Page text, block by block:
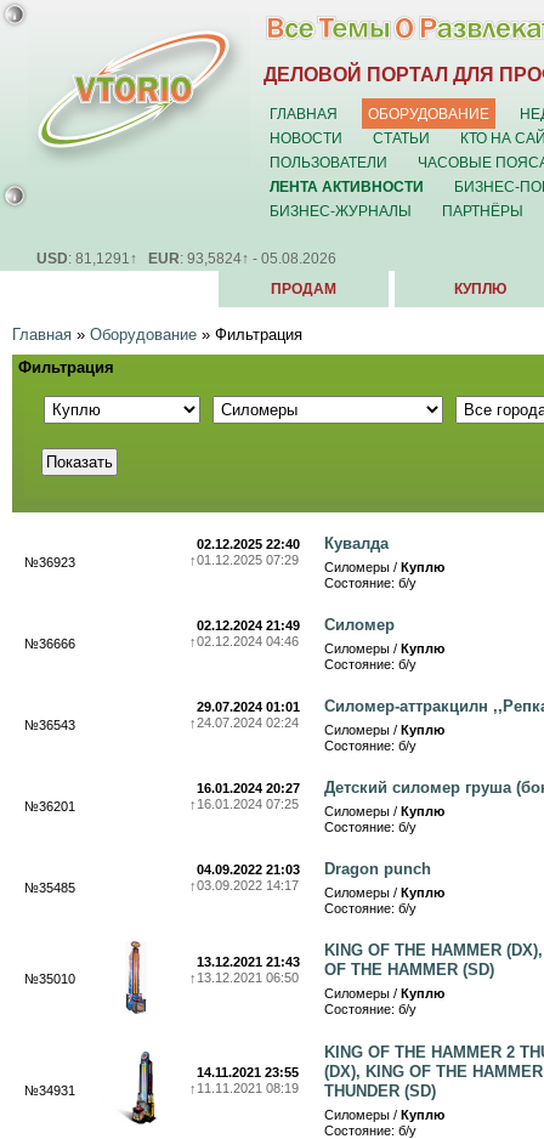
ДЕЛОВОЙ ПОРТАЛ ДЛЯ
ГЛАВНАЯ ОБОРУДОВАНИЕ
НОВОСТИ
СТАТЬИ
КТО НА
ПОЛЬЗОВАТЕЛИ
ЧАСОВЫЕ
ЛЕНТА АКТИВНОСТИ
БИЗНЕС-
БИЗНЕС-ЖУРНАЛЫ
ПАРТНЁРЫ
USD: 81,1291↑ EUR: 93,5824↑ - 05.08.2026
ПРОДАМ КУПЛЮ
Главная » Оборудование » Фильтрация
Фильтрация
№36923
02.12.2025 22:40
↑01.12.2025 07:29
Кувалда
Силомеры / Куплю
Состояние: б/у
№36666
02.12.2024 21:49
↑02.12.2024 04:46
Силомер
Силомеры / Куплю
Состояние: б/у
№36543
29.07.2024 01:01
↑24.07.2024 02:24
Силомер-аттракцилн
Силомеры / Куплю
Состояние: б/у
№36201
16.01.2024 20:27
↑ 16.01.2024 07:25
Детский силомер груша
Силомеры / Куплю
Состояние: б/у
№35485
04.09.2022 21:03
↑03.09.2022 14:17
Dragon punch
Силомеры / Куплю
Состояние: б/у
№35010
13.12.2021 21:43
↑ 13.12.2021 06:50
KING OF THE HAMMER
OF THE HAMMER (SD)
Силомеры / Куплю
Состояние: б/у
№34931
14.11.2021 23:55
↑ 11.11.2021 08:19
KING OF THE HAMMER 2
(DX), KING OF THE
THUNDER (SD)
Силомеры / Куплю
Состояние: б/у